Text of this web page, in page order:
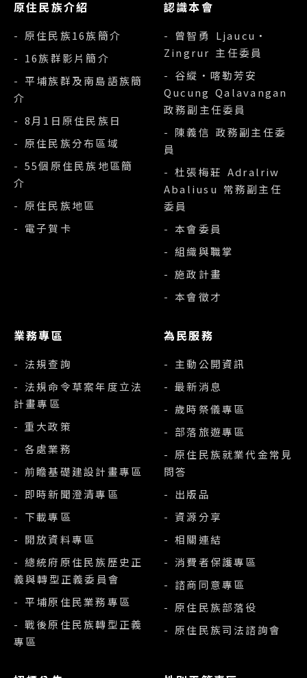
原住民族介紹
- 原住民族16族簡介
- 16族群影片簡介
- 平埔族群及南島語族簡
介
- 8月1日原住民族日
- 原住民族分布區域
- 55個原住民族地區簡
介
- 原住民族地區
- 電子賀卡
認識本會
- 曾智勇 Ljaucu‧
Zingrur 主任委員
- 谷縱‧喀勒芳安
Qucung Qalavangan
政務副主任委員
- 陳義信 政務副主任委
員
- 杜張梅莊 Adralriw
Abaliusu 常務副主任
委員
- 本會委員
- 組織與職掌
- 施政計畫
- 本會徵才
業務專區
- 法規查詢
- 法規命令草案年度立法
計畫專區
- 重大政策
- 各處業務
- 前瞻基礎建設計畫專區
- 即時新聞澄清專區
- 下載專區
- 開放資料專區
- 總統府原住民族歷史正
義與轉型正義委員會
- 平埔原住民業務專區
- 戰後原住民族轉型正義
專區
為民服務
- 主動公開資訊
- 最新消息
- 歲時祭儀專區
- 部落旅遊專區
- 原住民族就業代金常見
問答
- 出版品
- 資源分享
- 相關連結
- 消費者保護專區
- 諮商同意專區
- 原住民族部落役
- 原住民族司法諮詢會